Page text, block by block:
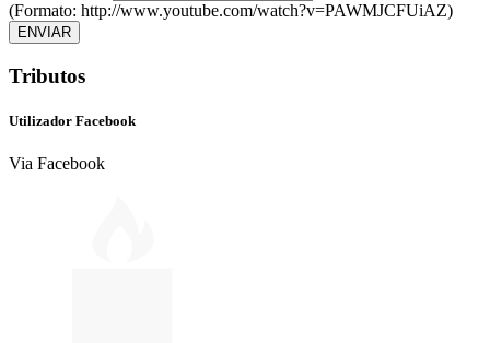
(Formato: http://www.youtube.com/watch?v=PAWMJCFUiAZ)
ENVIAR
Tributos
Utilizador Facebook
Via Facebook